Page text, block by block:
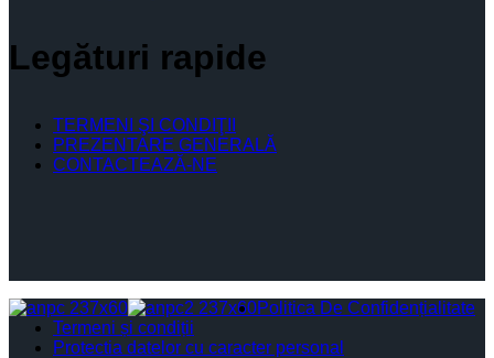
Legături rapide
TERMENI ŞI CONDIŢII
PREZENTARE GENERALĂ
CONTACTEAZĂ-NE
Politica De Confidențialitate
Termeni și condiții
Protectia datelor cu caracter personal